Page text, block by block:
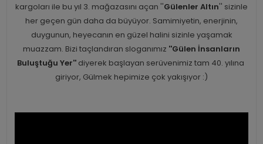
kargoları ile bu yıl 3. mağazasını açan ''Gülenler Altın'' sizinle
her geçen gün daha da büyüyor. Samimiyetin, enerjinin,
duygunun, heyecanın en güzel halini sizinle yaşamak
muazzam. Bizi taçlandıran sloganımız ''Gülen İnsanların
Buluştuğu Yer'' diyerek başlayan serüvenimiz tam 40. yılına
giriyor, Gülmek hepimize çok yakışıyor :)